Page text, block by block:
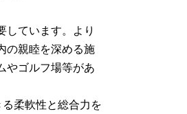
しています。より
の親睦を深める施
やゴルフ場等があ
柔軟性と総合力を